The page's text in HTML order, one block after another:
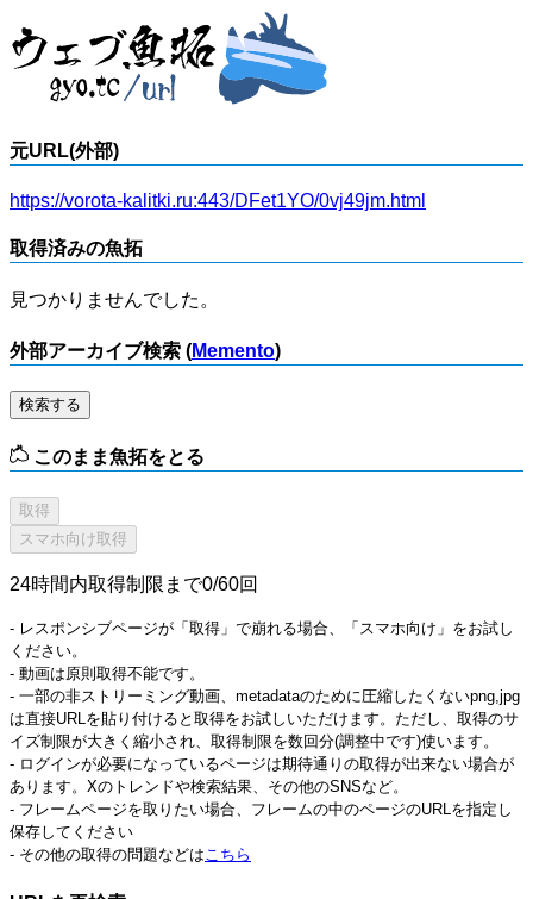
元URL(外部)
https://vorota-kalitki.ru:443/DFet1YO/0vj49jm.html
取得済みの魚拓
見つかりませんでした。
外部アーカイブ検索 (Memento)
検索する
このまま魚拓をとる
24時間内取得制限まで0/60回
- レスポンシブページが「取得」で崩れる場合、「スマホ向け」をお試し
ください。
- 動画は原則取得不能です。
- 一部の非ストリーミング動画、metadataのために圧縮したくないpng,jpg
は直接URLを貼り付けると取得をお試しいただけます。ただし、取得のサ
イズ制限が大きく縮小され、取得制限を数回分(調整中です)使います。
- ログインが必要になっているページは期待通りの取得が出来ない場合が
あります。Xのトレンドや検索結果、その他のSNSなど。
- フレームページを取りたい場合、フレームの中のページのURLを指定し
保存してください
- その他の取得の問題などはこちら